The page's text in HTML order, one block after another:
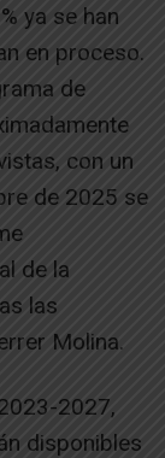
ya se han
en proceso.
de
con un
de 2025 se
de la
las
Molina.
2027,
disponibles